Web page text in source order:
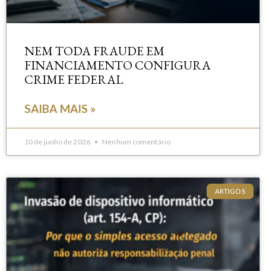
NEM TODA FRAUDE EM
FINANCIAMENTO CONFIGURA
CRIME FEDERAL
SAIBA MAIS »
10 de junho de 2026 Nenhum comentário
ARTIGOS